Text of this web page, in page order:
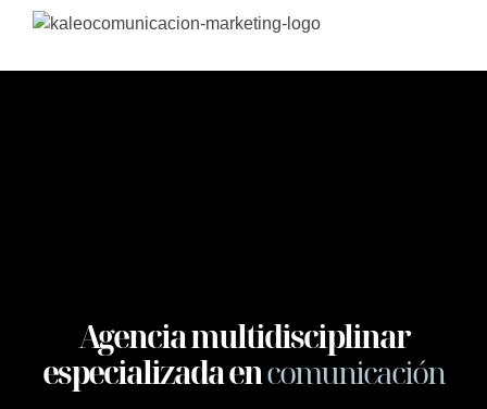
Agencia multidisciplinar
especializada encomunicación